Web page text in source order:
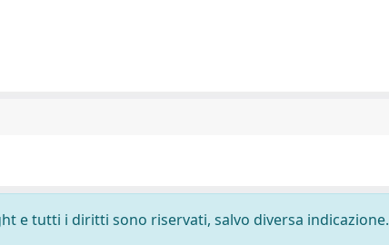
e tutti i diritti sono riservati, salvo diversa indicazione.